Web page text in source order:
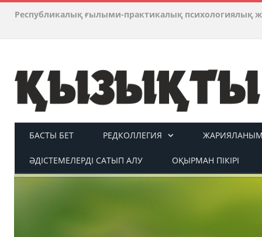
Республикалық ғылыми-практикалық психологиялық
БАСТЫ БЕТ РЕДКОЛЛЕГИЯ ЖАРИЯЛАНЫМ
ӘДІСТЕМЕЛЕРДІ САТЫП АЛУ ОҚЫРМАН ПІКІРІ